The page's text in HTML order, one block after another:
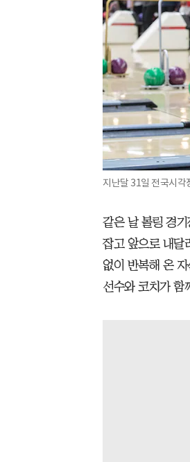
지난달 31일 전국시각
같은 날 볼링 경
잡고 앞으로 내달
없이 반복해 온
선수와 코치가 함